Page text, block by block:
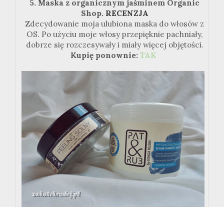
5. Maska z organicznym jaśminem Organic
Shop. RECENZJA
Zdecydowanie moja ulubiona maska do włosów z
OS. Po użyciu moje włosy przepięknie pachniały,
dobrze się rozczesywały i miały więcej objętości.
Kupię ponownie: TAK